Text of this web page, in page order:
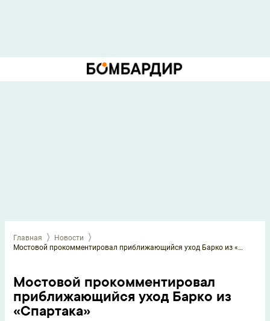
Главная
Новости
Мостовой прокомментировал приближающийся уход Барко из «Спартака»
Мостовой прокомментировал
приближающийся уход Барко из
«Спартака»